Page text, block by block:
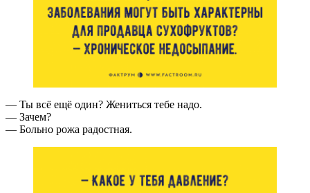
— Ты всё ещё один? Жениться тебе надо.
— Зачем?
— Больно рожа радостная.